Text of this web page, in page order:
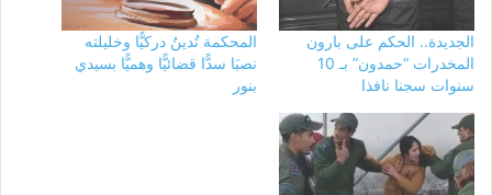
الجديدة.. الحكم على بارون
المخدرات “حمدون” بـ 10
سنوات سجنا نافذا
المحكمة تُدينُ دركيًّا وخليلته
نصبَا سدًّا قضائيًّا وهميًّا بسيدي
بنور